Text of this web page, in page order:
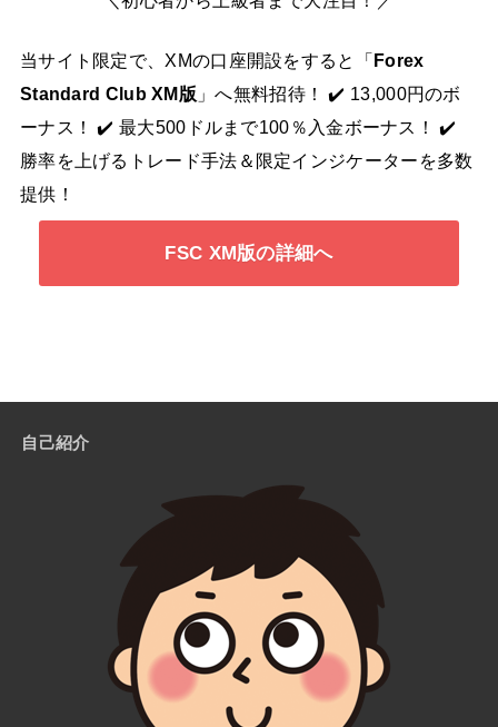
当サイト限定で、XMの口座開設をすると「 Forex
Standard Club XM版 」へ無料招待！ ✔️ 13,000円のボ
ーナス！ ✔️ 最大500ドルまで100％入金ボーナス！ ✔️
勝率を上げるトレード手法＆限定インジケーターを多数
提供！
FSC XM版の詳細へ
自己紹介